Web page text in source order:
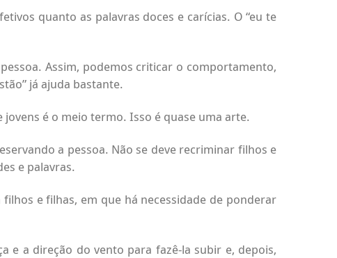
quanto as palavras doces e carícias. O “eu te
Assim, podemos criticar o comportamento,
já ajuda bastante.
é o meio termo. Isso é quase uma arte.
a pessoa. Não se deve recriminar filhos e
e palavras.
e filhas, em que há necessidade de ponderar
e a direção do vento para fazê-la subir e, depois,